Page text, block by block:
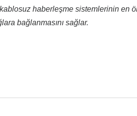
haberleşme sistemlerinin en
bağlanmasını sağlar.